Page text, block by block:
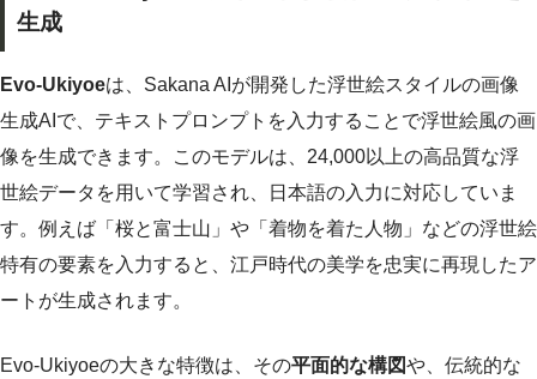
生成
Evo-Ukiyoeは、Sakana AIが開発した浮世絵スタイルの画像
生成AIで、テキストプロンプトを入力することで浮世絵風の画
像を生成できます。このモデルは、24,000以上の高品質な浮
世絵データを用いて学習され、日本語の入力に対応していま
す。例えば「桜と富士山」や「着物を着た人物」などの浮世絵
特有の要素を入力すると、江戸時代の美学を忠実に再現したア
ートが生成されます。
Evo-Ukiyoeの大きな特徴は、その平面的な構図や、伝統的な